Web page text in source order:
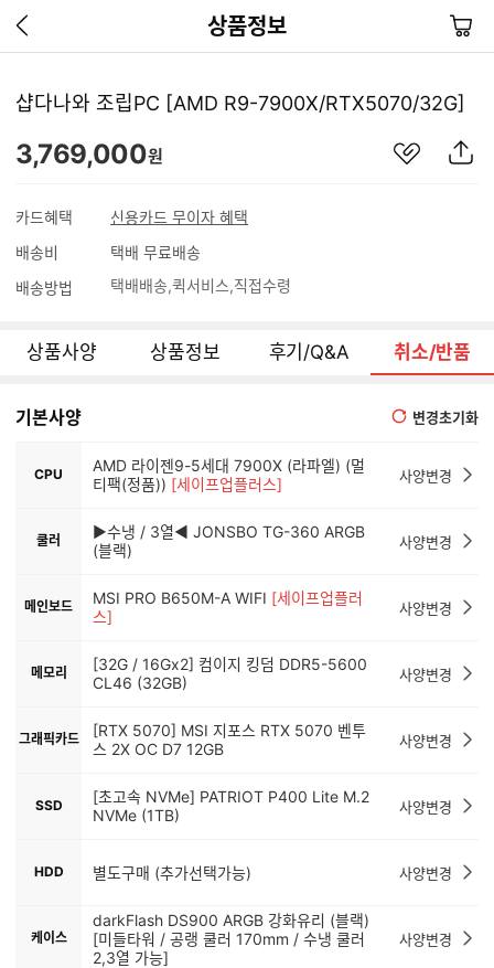
상품정보
이
지
기
장
바
샵다나와 조립PC [AMD R9-7900X/RTX5070/32G]
3,769,000원
카드혜택
신용카드 무이자 혜택
배송비
택배 무료배송
배송방법
택배배송 퀵서비스 직접수령
상품사양 상품정보 후기/Q&A 취소/반품
기본사양 변경초기화
CPU
AMD 라이젠9-5세대 7900X (라파엘) (멀
티팩(정품)) [세이프업플러스] 사양변경
쿨러
▶수냉 / 3열◀ JONSBO TG-360 ARGB
(블랙)
사양변경
메인보드 MSI PRO B650M-A WIFI [세이프업플러
스]
사양변경
메모리
[32G / 16Gx2] 컴이지 킹덤 DDR5-5600
CL46 (32GB)
사양변경
그래픽카드
[RTX 5070] MSI 지포스 RTX 5070 벤투
스 2X OC D7 12GB
사양변경
SSD
[초고속 NVMe] PATRIOT P400 Lite M.2
NVMe (1TB)
사양변경
HDD 별도구매 (추가선택가능) 사양변경
케이스
darkFlash DS900 ARGB 강화유리 (블랙)
[미들타워 / 공랭 쿨러 170mm / 수냉 쿨러
2,3열 가능]
사양변경